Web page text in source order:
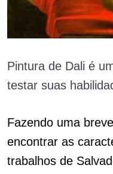
Pintura de Dali é
testar suas
Fazendo uma
encontrar as
trabalhos de